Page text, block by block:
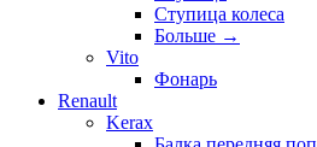
Ступица колеса
Больше →
Vito
Фонарь
Renault
Kerax